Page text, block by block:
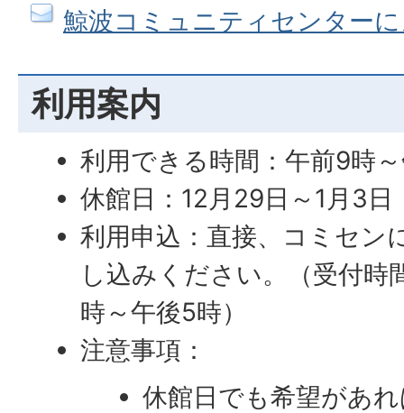
鯨波コミュニティセンター
利用案内
利用できる時間：午前9時
休館日：12月29日～1月3日
利用申込：直接、コミセン
し込みください。（受付時
時～午後5時）
注意事項：
休館日でも希望があ